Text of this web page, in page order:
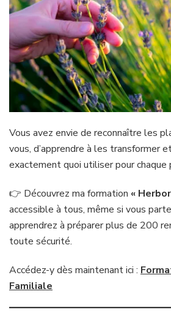
Vous avez envie de reconnaître les
vous, d’apprendre à les transformer
exactement quoi utiliser pour chaque
👉 Découvrez ma formation «
accessible à tous, même si vous
apprendrez à préparer plus de 200
toute sécurité.
Accédez-y dès maintenant ici :
Familiale